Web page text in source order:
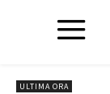
ULTIMA ORA